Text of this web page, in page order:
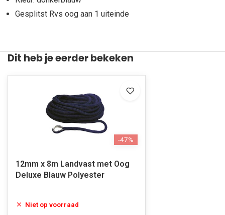
Gesplitst Rvs oog aan 1 uiteinde
Dit heb je eerder bekeken
-47%
12mm x 8m Landvast met Oog
Deluxe Blauw Polyester
Niet op voorraad